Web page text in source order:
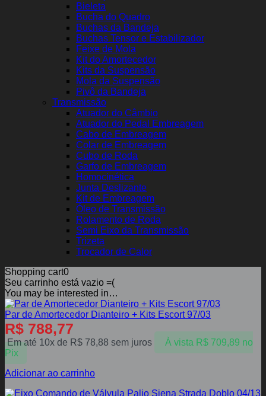
Bieleta
Bucha do Quadro
Buchas da Bandeja
Buchas Tensor e Estabilizador
Feixe de Mola
Kit do Amortecedor
Kits da Suspensão
Mola da Suspensão
Pivô da Bandeja
Transmissão
Atuador do Câmbio
Atuador do Pedal Embreagem
Cabo de Embreagem
Colar de Embreagem
Cubo de Roda
Garfo de Embreagem
Homocinética
Junta Deslizante
Kit de Embreagem
Óleo de Transmissão
Rolamento de Roda
Semi Eixo da Transmissão
Trizeta
Trocador de Calor
Shopping cart0
Seu carrinho está vazio =(
You may be interested in…
Par de Amortecedor Dianteiro + Kits Escort 97/03
R$ 788,77
Em até 10x de R$ 78,88 sem juros À vista R$709,89 no
Pix
Adicionar ao carrinho